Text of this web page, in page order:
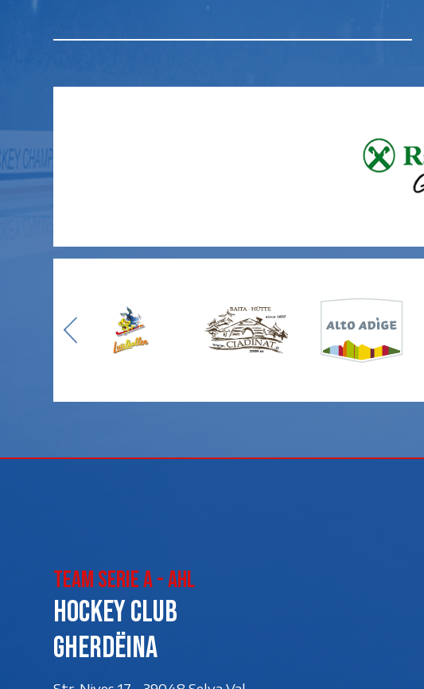
Team Serie A - AHL
Hockey club
Gherdëina